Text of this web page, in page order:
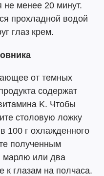
не менее 20 минут.
прохладной водой
глаз крем.
от темных
содержат
K. Чтобы
столовую ложку
100 г охлажденного
полученным
марлю или два
к глазам на полчаса.